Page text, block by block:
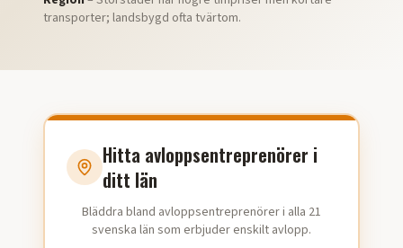
transporter; landsbygd ofta tvärtom.
Hitta avloppsentreprenörer i
ditt län
Bläddra bland avloppsentreprenörer i alla 21
svenska län som erbjuder enskilt avlopp.